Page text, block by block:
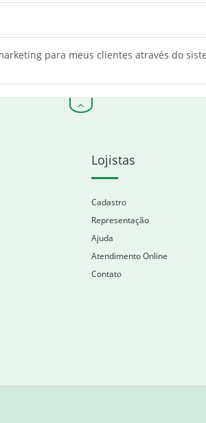
para meus clientes através do
Lojistas
Cadastro
Representação
Ajuda
Atendimento Online
Contato